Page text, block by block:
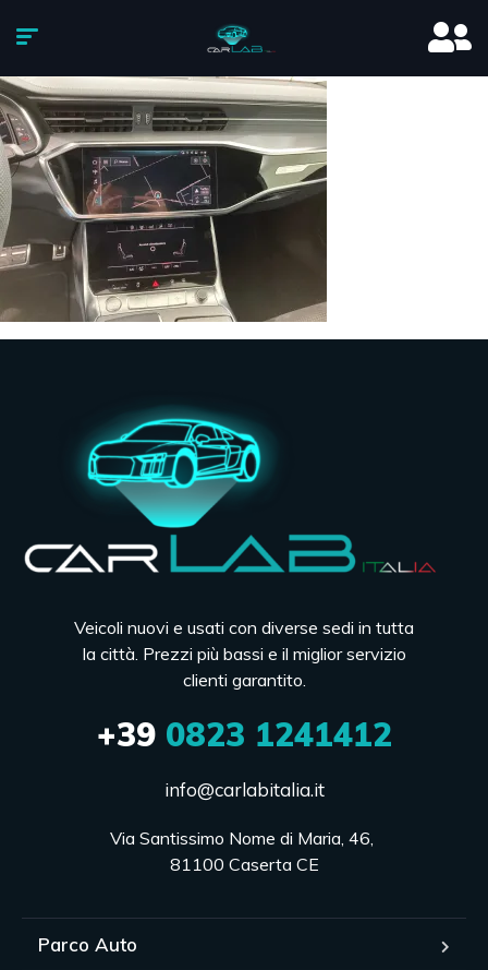
Veicoli nuovi e usati con diverse sedi in tutta
la città. Prezzi più bassi e il miglior servizio
clienti garantito.
+390823 1241412
info@carlabitalia.it
Via Santissimo Nome di Maria, 46,
81100 Caserta CE
Parco Auto